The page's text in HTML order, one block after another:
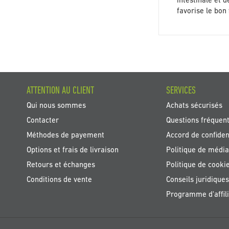
favorise le
ATTENTION AU CLIENT
Qui nous sommes
Contacter
Méthodes de payement
Options et frais de livraison
Retours et échanges
Conditions de vente
SERVICES
Achats sécurisés
Questions
Accord de
Politique de
Politique de
Conseils juridiques
Programme